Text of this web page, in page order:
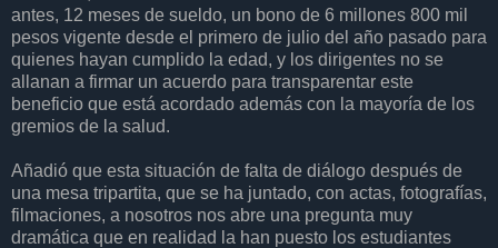
antes, 12 meses de sueldo, un bono de 6 millones 800 mil
pesos vigente desde el primero de julio del año pasado para
quienes hayan cumplido la edad, y los dirigentes no se
allanan a firmar un acuerdo para transparentar este
beneficio que está acordado además con la mayoría de los
gremios de la salud.
Añadió que esta situación de falta de diálogo después de
una mesa tripartita, que se ha juntado, con actas, fotografías,
filmaciones, a nosotros nos abre una pregunta muy
dramática que en realidad la han puesto los estudiantes